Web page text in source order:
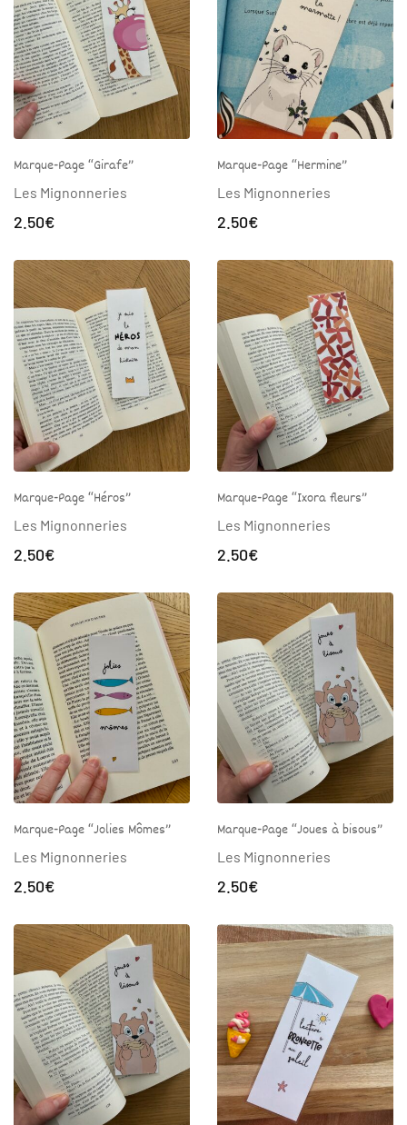
Marque-Page “Girafe”
Les Mignonneries
2.50€
Marque-Page “Hermine”
Les Mignonneries
2.50€
Marque-Page “Héros”
Les Mignonneries
2.50€
Marque-Page “Ixora fleurs”
Les Mignonneries
2.50€
Marque-Page “Jolies Mômes”
Les Mignonneries
2.50€
Marque-Page “Joues à bisous”
Les Mignonneries
2.50€